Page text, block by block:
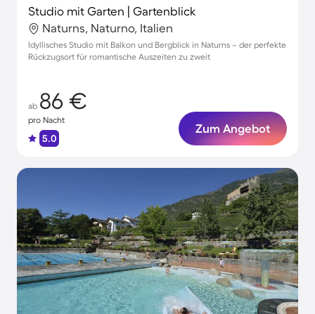
Studio mit Garten | Gartenblick
Naturns, Naturno, Italien
Idyllisches Studio mit Balkon und Bergblick in Naturns – der perfekte
Rückzugsort für romantische Auszeiten zu zweit
ab 86 €
pro Nacht
5.0
Zum Angebot